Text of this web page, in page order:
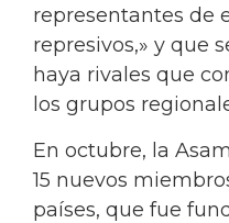
representantes de
represivos,» y que
haya rivales que
los grupos
En octubre, la
15 nuevos
países, que fue